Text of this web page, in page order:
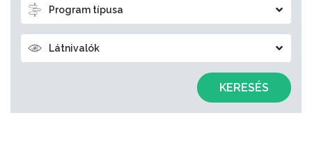
Program típusa
Látnivalók
KERESÉS